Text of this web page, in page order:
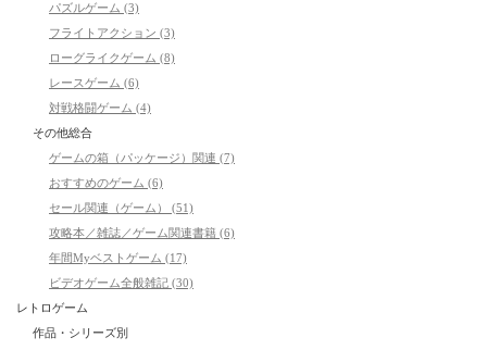
パズルゲーム (3)
フライトアクション (3)
ローグライクゲーム (8)
レースゲーム (6)
対戦格闘ゲーム (4)
その他総合
ゲームの箱（パッケージ）関連 (7)
おすすめのゲーム (6)
セール関連（ゲーム） (51)
攻略本／雑誌／ゲーム関連書籍 (6)
年間Myベストゲーム (17)
ビデオゲーム全般雑記 (30)
レトロゲーム
作品・シリーズ別